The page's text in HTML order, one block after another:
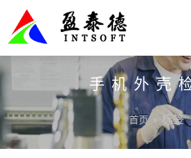
手机外壳
首页 » 标签